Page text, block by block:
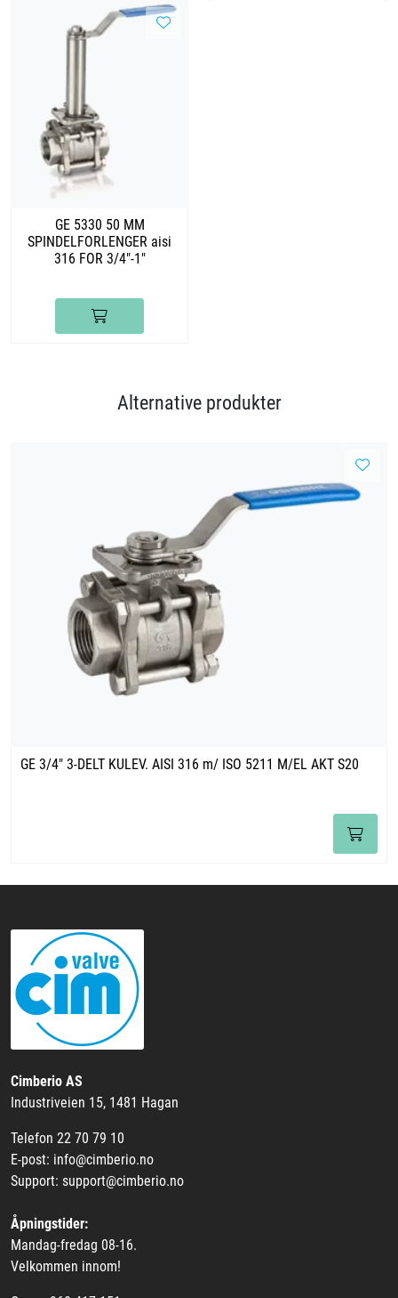
GE 5330 50 MM
SPINDELFORLENGER aisi
316 FOR 3/4"-1"
Alternative produkter
GE 3/4" 3-DELT KULEV. AISI 316 m/ ISO 5211 M/EL AKT S20
Cimberio AS
Industriveien 15, 1481 Hagan
Telefon 22 70 79 10
E-post: info@cimberio.no
Support: support@cimberio.no
Åpningstider:
Mandag-fredag 08-16.
Velkommen innom!